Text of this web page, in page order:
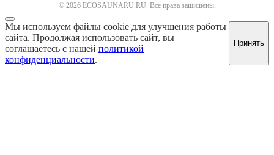
© 2026 ECOSAUNARU.RU. Все права защищены.
Мы используем файлы cookie для улучшения работы
сайта. Продолжая использовать сайт, вы
соглашаетесь с нашей политикой
конфиденциальности.
Принять